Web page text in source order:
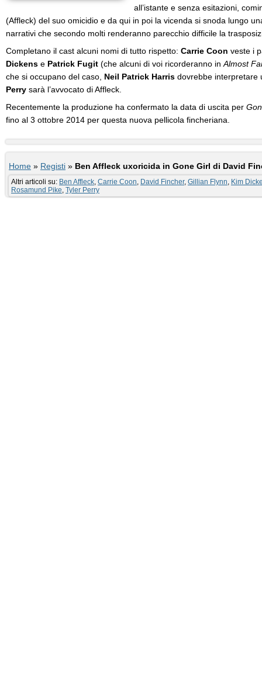
all’istante e senza esitazioni,
(Affleck) del suo omicidio e da qui in poi la vicenda si snoda lungo
narrativi che secondo molti renderanno parecchio difficile la
Completano il cast alcuni nomi di tutto rispetto: Carrie Coon veste i
Dickens e Patrick Fugit (che alcuni di voi ricorderanno in Almost
che si occupano del caso, Neil Patrick Harris dovrebbe interpretare
Perry sarà l’avvocato di Affleck.
Recentemente la produzione ha confermato la data di uscita per
fino al 3 ottobre 2014 per questa nuova pellicola fincheriana.
Home » Registi » Ben Affleck uxoricida in Gone Girl di David
Altri articoli su: Ben Affleck, Carrie Coon, David Fincher, Gillian Flynn, Kim
Rosamund Pike, Tyler Perry